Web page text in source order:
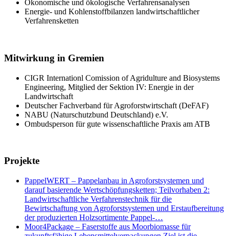
Ökonomische und ökologische Verfahrensanalysen
Energie- und Kohlenstoffbilanzen landwirtschaftlicher
Verfahrensketten
Mitwirkung in Gremien
CIGR Internationl Comission of Agridulture and Biosystems
Engineering, Mitglied der Sektion IV: Energie in der
Landwirtschaft
Deutscher Fachverband für Agroforstwirtschaft (DeFAF)
NABU (Naturschutzbund Deutschland) e.V.
Ombudsperson für gute wissenschaftliche Praxis am ATB
Projekte
PappelWERT – Pappelanbau in Agroforstsystemen und
darauf basierende Wertschöpfungsketten; Teilvorhaben 2:
Landwirtschaftliche Verfahrenstechnik für die
Bewirtschaftung von Agroforstsystemen und Erstaufbereitung
der produzierten Holzsortimente Pappel-…
Moor4Package – Faserstoffe aus Moorbiomasse für